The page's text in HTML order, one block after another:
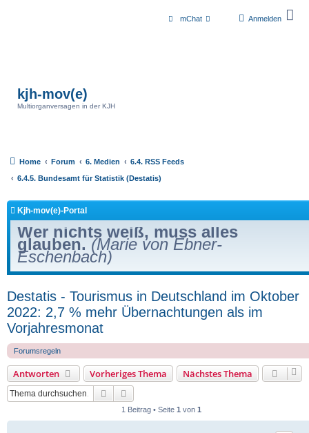
Anmelden
mChat
kjh-mov(e)
Multiorganversagen in der KJH
Home Forum 6. Medien
6.4. RSS Feeds
6.4.5. Bundesamt für Statistik (Destatis)
Kjh-mov(e)-Portal
Wer nichts weiß, muss alles
glauben. (Marie von Ebner-
Eschenbach)
Destatis - Tourismus in Deutschland im Oktober
2022: 2,7 % mehr Übernachtungen als im
Vorjahresmonat
Forumsregeln
Antworten Vorheriges Thema
Nächstes Thema
Suche
1 Beitrag • Seite 1 von 1